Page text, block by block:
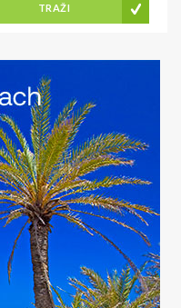
TRAŽI